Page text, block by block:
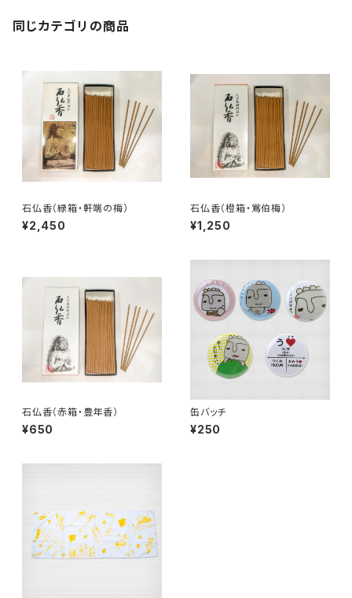
同じカテゴリの商品
石仏香（緑箱・軒端の梅）
¥2,450
石仏香（橙箱・鴬伯梅）
¥1,250
石仏香（赤箱・豊年香）
¥650
缶バッチ
¥250